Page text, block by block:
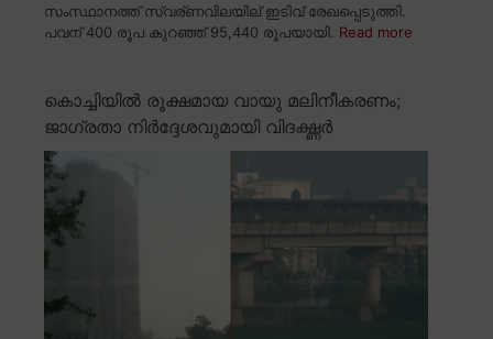
സംസ്ഥാനത്ത് സ്വര്ണവിലയില് ഇടിവ് രേഖപ്പെടുത്തി.
പവന് 400 രൂപ കുറഞ്ഞ് 95,440 രൂപയായി. Read more
കൊച്ചിയിൽ രൂക്ഷമായ വായു മലിനീകരണം;
ജാഗ്രതാ നിർദ്ദേശവുമായി വിദഗ്ദ്ധർ